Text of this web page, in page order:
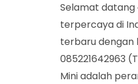
Selamat datang
terpercaya di
terbaru dengan
085221642963
Mini adalah